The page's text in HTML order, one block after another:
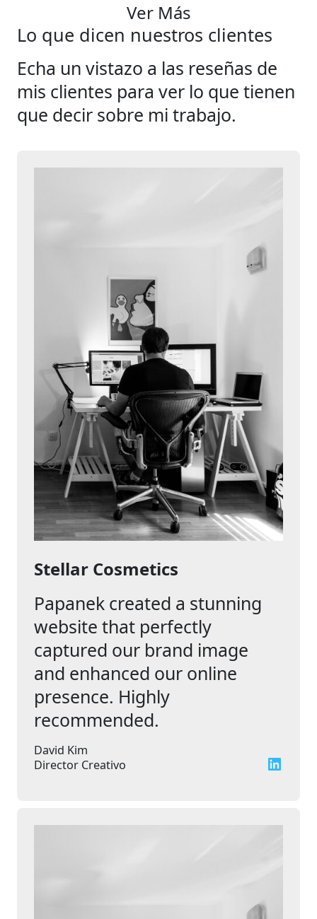
Ver Más
Lo que dicen nuestros clientes
Echa un vistazo a las reseñas de
mis clientes para ver lo que tienen
que decir sobre mi trabajo.
Stellar Cosmetics
Papanek created a stunning
website that perfectly
captured our brand image
and enhanced our online
presence. Highly
recommended.
David Kim
Director Creativo
LinkedIn